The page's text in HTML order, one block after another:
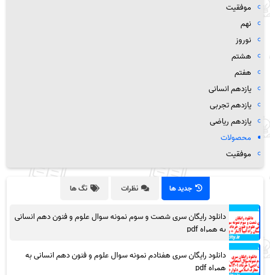
موفقیت
نهم
نوروز
هشتم
هفتم
یازدهم انسانی
یازدهم تجربی
یازدهم ریاضی
محصولات
موفقیت
جدید ها نظرات تگ ها
دانلود رایگان سری شصت و سوم نمونه سوال علوم و فنون دهم انسانی
به همراه pdf
دانلود رایگان سری هفتادم نمونه سوال علوم و فنون دهم انسانی به
همراه pdf